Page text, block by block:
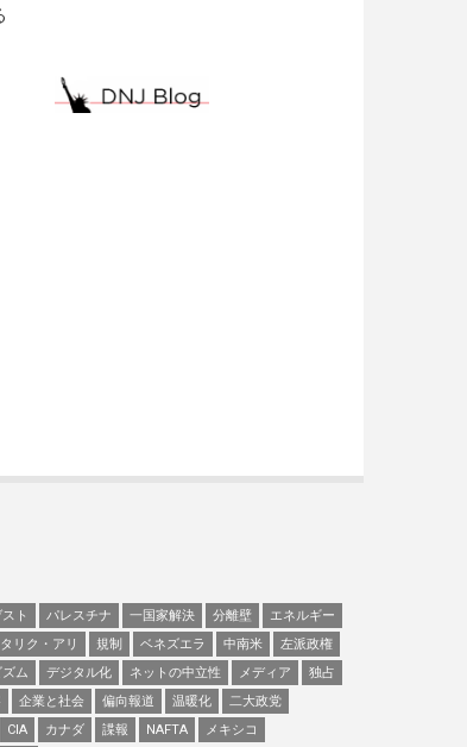
ト パレスチナ 一国家解決 分離壁
エネルギー
タリク・アリ 規制 ベネズエラ 中南米
左派政権
ム デジタル化 ネットの中立性 メディア
独占
企業と社会 偏向報道 温暖化
二大政党
CIA カナダ 諜報 NAFTA メキシコ